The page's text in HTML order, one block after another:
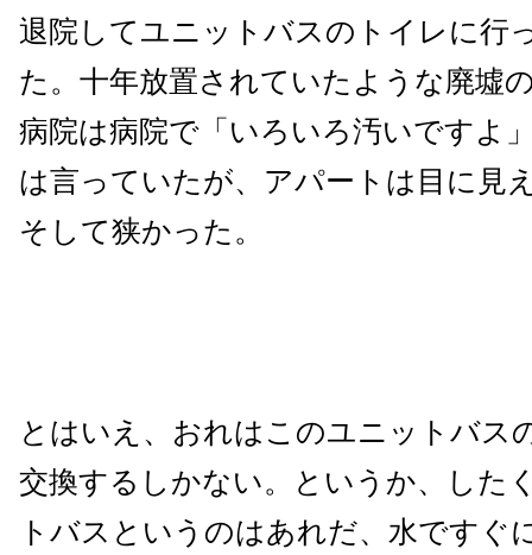
退院してユニットバスのトイレに行
た。十年放置されていたような廃墟
病院は病院で「いろいろ汚いですよ
は言っていたが、アパートは目に見
そして狭かった。
とはいえ、おれはこのユニットバス
交換するしかない。というか、した
トバスというのはあれだ、水ですぐ